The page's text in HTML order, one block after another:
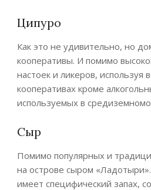
Ципуро
Как это не удивительно, но
кооперативы. И помимо
настоек и ликеров, используя
кооперативах кроме
используемых в
Сыр
Помимо популярных и
на острове сыром
имеет специфический запах,